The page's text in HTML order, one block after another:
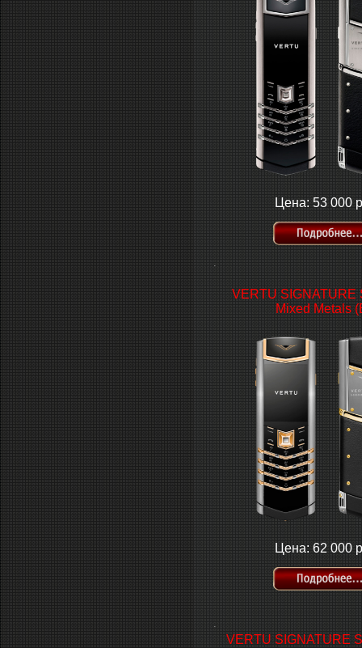
Цена: 53 000
.
VERTU SIGNATURE
Mixed Metals
Цена: 62 000
.
VERTU SIGNATURE